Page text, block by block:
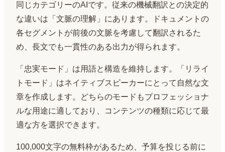
同じカテゴリーのAIです。従来の機械翻訳との決定的
な違いは「文脈の理解」にあります。ドキュメントの
各セグメントが前後の文脈を考慮して翻訳されるた
め、長文でも一貫性のある出力が得られます。
「忠実モード」は用語と構造を維持します。「リライ
トモード」はネイティブスピーカーにとって自然な文
章を作成します。どちらのモードもプロフェッショナ
ルな用途に適しており、コンテンツの種類に応じて最
適な方を選択できます。
100,000文字の無料枠があるため、予算を投じる前に